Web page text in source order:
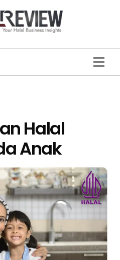
Halal
Anak
To
Top